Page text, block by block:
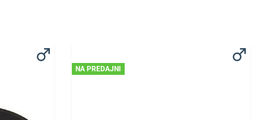
NA PREDAJNI